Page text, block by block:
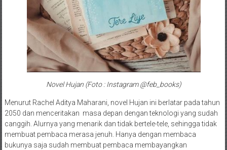
Novel Hujan (Foto : Instagram @feb_books)
Menurut Rachel Aditya Maharani, novel Hujan ini berlatar pada tahun
2050 dan menceritakan masa depan dengan teknologi yang sudah
canggih. Alurnya yang menarik dan tidak bertele-tele, sehingga tidak
membuat pembaca merasa jenuh. Hanya dengan membaca
bukunya saja sudah membuat pembaca membayangkan